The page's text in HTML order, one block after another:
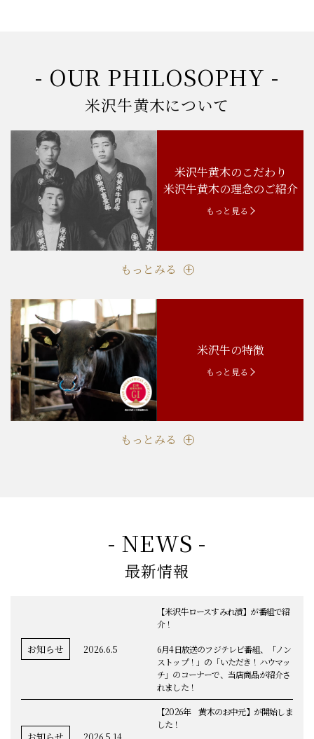
- OUR PHILOSOPHY -
米沢牛黄木について
米沢牛黄木のこだわり
米沢牛黄木の理念のご紹介
もっと見る
もっとみる
米沢牛の特徴
もっと見る
もっとみる
- NEWS -
最新情報
お知らせ 2026.6.5
【米沢牛ロースすみれ漬】が番組で紹
介！
6月4日放送のフジテレビ番組、「ノン
ストップ！」の「いただき！ハウマッ
チ」のコーナーで、当店商品が紹介さ
れました！
2026.5.14
【2026年 黄木のお中元】が開始しま
した！